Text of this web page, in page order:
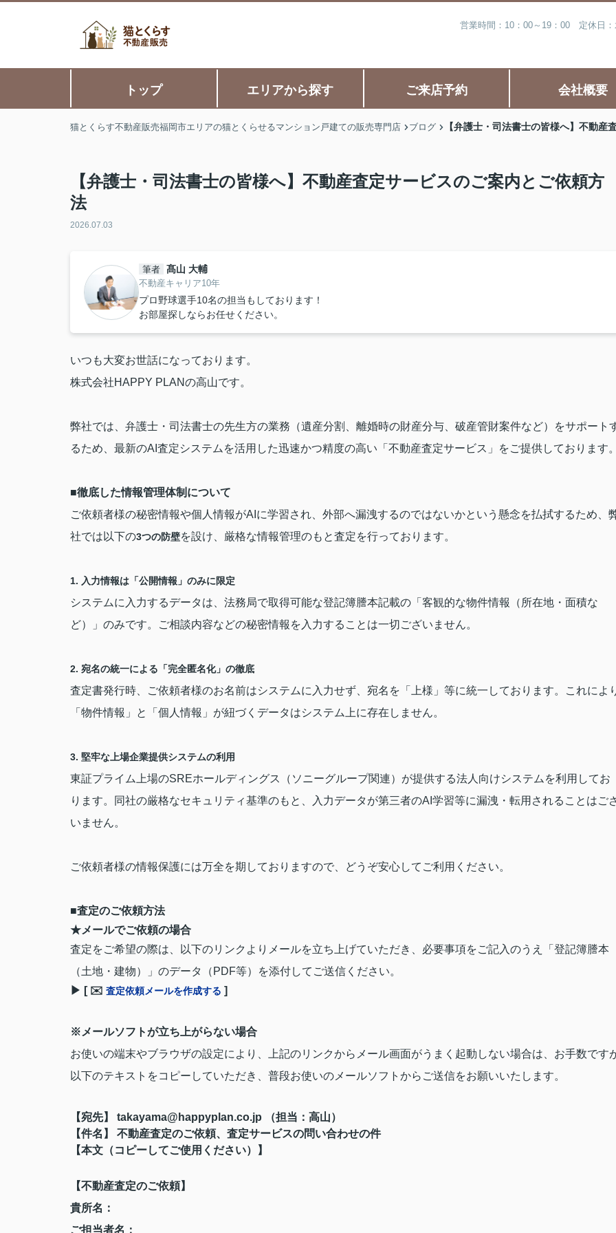
営業時間：10：00～19：00 定休日
トップ エリアから探す ご来店予約 会社概要
猫とくらす不動産販売福岡市エリアの猫とくらせるマンション戸建ての販売専門店 ブログ 【弁護士・司法書士の皆様へ】不動産
【弁護士・司法書士の皆様へ】不動産査定サービスのご案内とご依頼方
法
2026.07.03
筆者 髙山 大輔
不動産キャリア10年
プロ野球選手10名の担当もしております！
お部屋探しならお任せください。
いつも大変お世話になっております。
株式会社HAPPY PLANの高山です。
弊社では、弁護士・司法書士の先生方の業務（遺産分割、離婚時の財産分与、破産管財案件など）をサポート
るため、最新のAI査定システムを活用した迅速かつ精度の高い「不動産査定サービス」をご提供しております
■徹底した情報管理体制について
ご依頼者様の秘密情報や個人情報がAIに学習され、外部へ漏洩するのではないかという懸念を払拭するため、
社では以下の3つの防壁を設け、厳格な情報管理のもと査定を行っております。
1. 入力情報は「公開情報」のみに限定
システムに入力するデータは、法務局で取得可能な登記簿謄本記載の「客観的な物件情報（所在地・面積な
ど）」のみです。ご相談内容などの秘密情報を入力することは一切ございません。
2. 宛名の統一による「完全匿名化」の徹底
査定書発行時、ご依頼者様のお名前はシステムに入力せず、宛名を「上様」等に統一しております。これによ
「物件情報」と「個人情報」が紐づくデータはシステム上に存在しません。
3. 堅牢な上場企業提供システムの利用
東証プライム上場のSREホールディングス（ソニーグループ関連）が提供する法人向けシステムを利用してお
ります。同社の厳格なセキュリティ基準のもと、入力データが第三者のAI学習等に漏洩・転用されることはご
いません。
ご依頼者様の情報保護には万全を期しておりますので、どうぞ安心してご利用ください。
■査定のご依頼方法
★メールでご依頼の場合
査定をご希望の際は、以下のリンクよりメールを立ち上げていただき、必要事項をご記入のうえ「登記簿謄本
（土地・建物）」のデータ（PDF等）を添付してご送信ください。
▶︎ [ ✉️ 査定依頼メールを作成する ]
※メールソフトが立ち上がらない場合
お使いの端末やブラウザの設定により、上記のリンクからメール画面がうまく起動しない場合は、お手数です
以下のテキストをコピーしていただき、普段お使いのメールソフトからご送信をお願いいたします。
【宛先】 takayama@happyplan.co.jp （担当：高山）
【件名】 不動産査定のご依頼、査定サービスの問い合わせの件
【本文（コピーしてご使用ください）】
【不動産査定のご依頼】
貴所名：
ご担当者名：